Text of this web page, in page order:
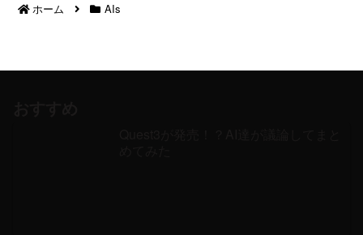
ホーム AIs